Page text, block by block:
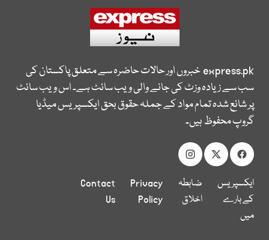
express.pkخبروں اور حالات حاضرہ سے متعلق پاکستان کی
سب سے زیادہ وزٹ کی جانے والی ویب سائٹ ہے۔ اس ویب سائٹ
پر شائع شدہ تمام مواد کے جملہ حقوق بحق ایکسپریس میڈیا
گروپ محفوظ ہیں۔
ایکسپریس
کے بارے
میں
ضابطہ
اخلاق
Privacy
Policy
Contact
Us